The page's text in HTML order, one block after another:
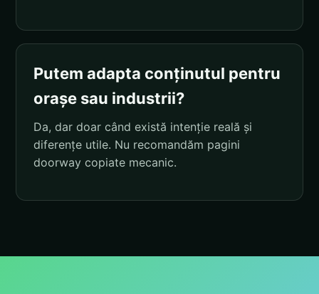
Putem adapta conținutul pentru
orașe sau industrii?
Da, dar doar când există intenție reală și
diferențe utile. Nu recomandăm pagini
doorway copiate mecanic.